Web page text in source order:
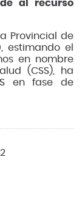
al recurso
Provincial de
estimando el
en nombre
(CSS), ha
en fase de